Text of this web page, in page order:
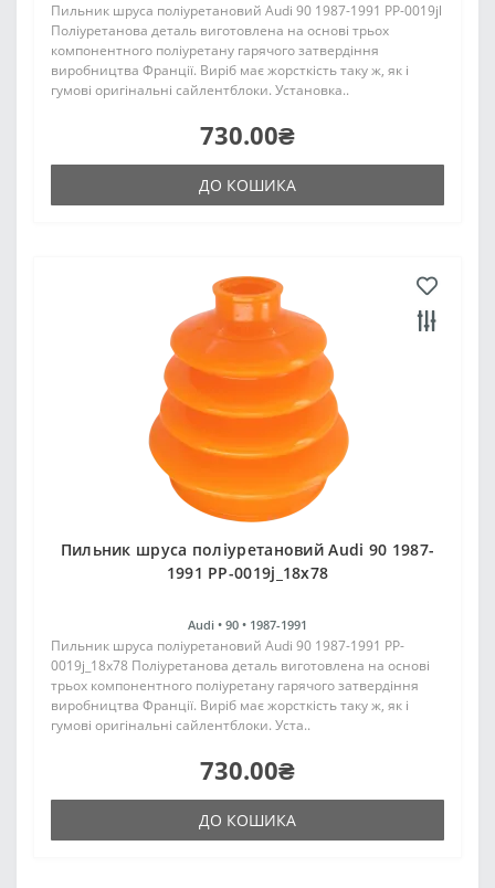
Пильник шруса поліуретановий Audi 90 1987-1991 PP-0019jl
Поліуретанова деталь виготовлена на основі трьох
компонентного поліуретану гарячого затвердіння
виробництва Франції. Виріб має жорсткість таку ж, як і
гумові оригінальні сайлентблоки. Установка..
730.00₴
ДО КОШИКА
Пильник шруса поліуретановий Audi 90 1987-
1991 PP-0019j_18x78
Audi • 90 • 1987-1991
Пильник шруса поліуретановий Audi 90 1987-1991 PP-
0019j_18x78 Поліуретанова деталь виготовлена на основі
трьох компонентного поліуретану гарячого затвердіння
виробництва Франції. Виріб має жорсткість таку ж, як і
гумові оригінальні сайлентблоки. Уста..
730.00₴
ДО КОШИКА